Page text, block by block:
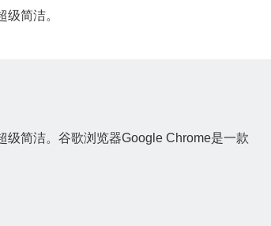
简洁。
简洁。谷歌浏览器Google Chrome是一款